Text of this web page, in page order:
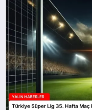
TEKNOLOJİ
MAGAZİN
SAĞLIK